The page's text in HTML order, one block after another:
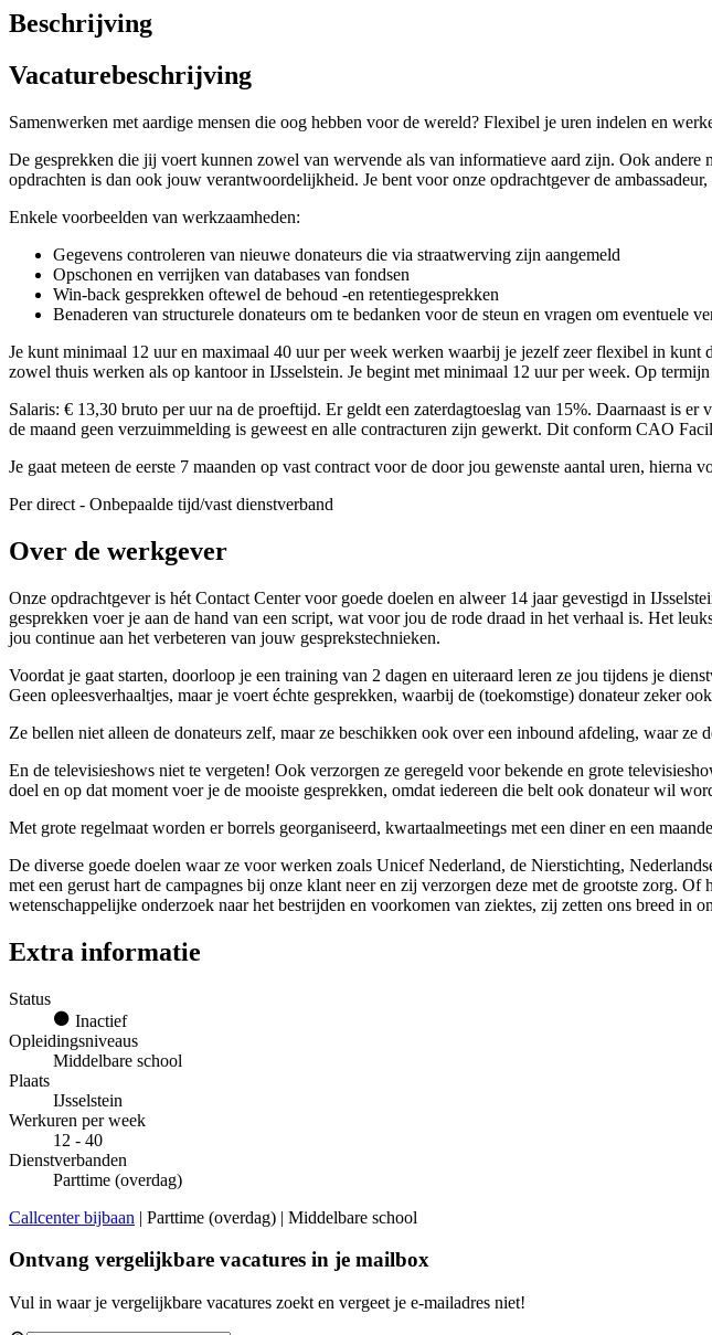
Beschrijving
Vacaturebeschrijving
Samenwerken met aardige mensen die oog hebben voor de wereld? Flexibel je uren indelen en
De gesprekken die jij voert kunnen zowel van wervende als van informatieve aard zijn. Ook
opdrachten is dan ook jouw verantwoordelijkheid. Je bent voor onze opdrachtgever de
Enkele voorbeelden van werkzaamheden:
Gegevens controleren van nieuwe donateurs die via straatwerving zijn aangemeld
Opschonen en verrijken van databases van fondsen
Win-back gesprekken oftewel de behoud -en retentiegesprekken
Benaderen van structurele donateurs om te bedanken voor de steun en vragen om eventuele
Je kunt minimaal 12 uur en maximaal 40 uur per week werken waarbij je jezelf zeer flexibel in
zowel thuis werken als op kantoor in IJsselstein. Je begint met minimaal 12 uur per week. Op
Salaris: € 13,30 bruto per uur na de proeftijd. Er geldt een zaterdagtoeslag van 15%. Daarnaast is
de maand geen verzuimmelding is geweest en alle contracturen zijn gewerkt. Dit conform CAO
Je gaat meteen de eerste 7 maanden op vast contract voor de door jou gewenste aantal uren,
Per direct - Onbepaalde tijd/vast dienstverband
Over de werkgever
Onze opdrachtgever is hét Contact Center voor goede doelen en alweer 14 jaar gevestigd in
gesprekken voer je aan de hand van een script, wat voor jou de rode draad in het verhaal is. Het
jou continue aan het verbeteren van jouw gesprekstechnieken.
Voordat je gaat starten, doorloop je een training van 2 dagen en uiteraard leren ze jou tijdens je
Geen opleesverhaaltjes, maar je voert échte gesprekken, waarbij de (toekomstige) donateur zeker
Ze bellen niet alleen de donateurs zelf, maar ze beschikken ook over een inbound afdeling, waar ze
En de televisieshows niet te vergeten! Ook verzorgen ze geregeld voor bekende en grote
doel en op dat moment voer je de mooiste gesprekken, omdat iedereen die belt ook donateur wil
Met grote regelmaat worden er borrels georganiseerd, kwartaalmeetings met een diner en een
De diverse goede doelen waar ze voor werken zoals Unicef Nederland, de Nierstichting,
met een gerust hart de campagnes bij onze klant neer en zij verzorgen deze met de grootste zorg.
wetenschappelijke onderzoek naar het bestrijden en voorkomen van ziektes, zij zetten ons breed in
Extra informatie
Status
Inactief
Opleidingsniveaus
Middelbare school
Plaats
IJsselstein
Werkuren per week
12 - 40
Dienstverbanden
Parttime (overdag)
Callcenter bijbaan | Parttime (overdag) | Middelbare school
Ontvang vergelijkbare vacatures in je mailbox
Vul in waar je vergelijkbare vacatures zoekt en vergeet je e-mailadres niet!